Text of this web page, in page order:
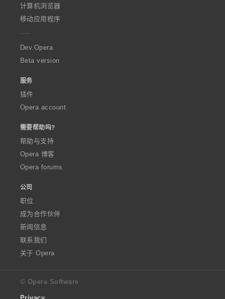
O
p
e
a
计算机浏览器
移动应用程序
Dev.Opera
Beta version
服务
插件
Opera account
需要帮助吗?
帮助与支持
Opera 博客
Opera forums
公司
职位
成为合作伙伴
新闻信息
联系我们
关于 Opera
© Opera Software